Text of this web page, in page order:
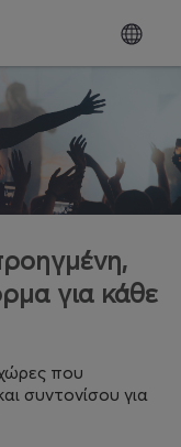
για κάθε
που
συντονίσου για